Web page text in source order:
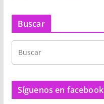
Buscar
Síguenos en facebook